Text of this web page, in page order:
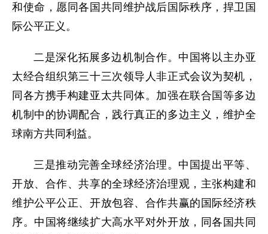
和使命，愿同各国共同维护战后国际秩序，捍卫国
际公平正义。
二是深化拓展多边机制合作。中国将以主办亚
太经合组织第三十三次领导人非正式会议为契机，
同各方携手构建亚太共同体。加强在联合国等多边
机制中的协调配合，践行真正的多边主义，维护全
球南方共同利益。
三是推动完善全球经济治理。中国提出平等、
开放、合作、共享的全球经济治理观，主张构建和
维护公平公正、开放包容、合作共赢的国际经济秩
序。中国将继续扩大高水平对外开放，同各国共同